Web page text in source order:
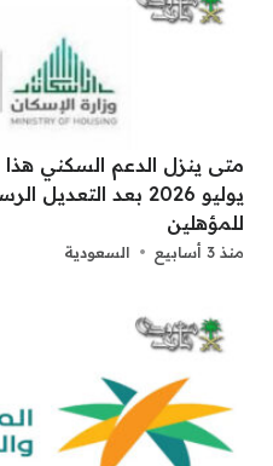
متى ينزل الدعم السكني
يوليو 2026 بعد
للمؤهلين
منذ 3 أسابيع السعودية